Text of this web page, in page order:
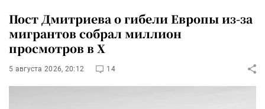
Пост Дмитриева о гибели Европы из-за
мигрантов собрал миллион
просмотров в X
5 августа 2026, 20:12 14